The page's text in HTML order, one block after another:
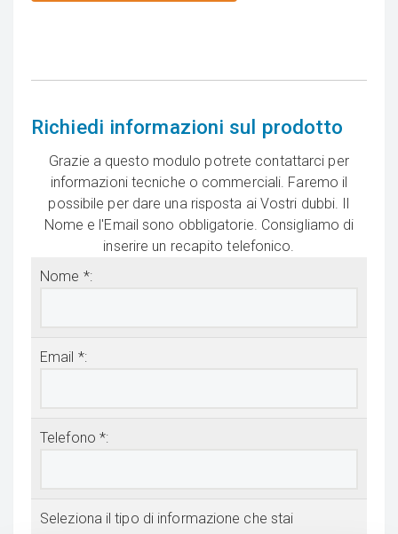
Richiedi informazioni sul prodotto
Grazie a questo modulo potrete contattarci per
informazioni tecniche o commerciali. Faremo il
possibile per dare una risposta ai Vostri dubbi. Il
Nome e l'Email sono obbligatorie. Consigliamo di
inserire un recapito telefonico.
Nome *:
Email *:
Telefono *:
Seleziona il tipo di informazione che stai